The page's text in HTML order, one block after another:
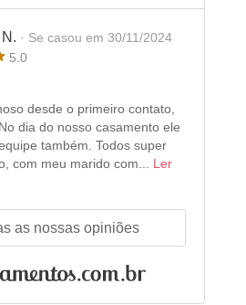
· Se casou em 30/11/2024
5.0
desde o primeiro contato,
dia do nosso casamento ele
também. Todos super
com meu marido com... Ler
as nossas opiniões